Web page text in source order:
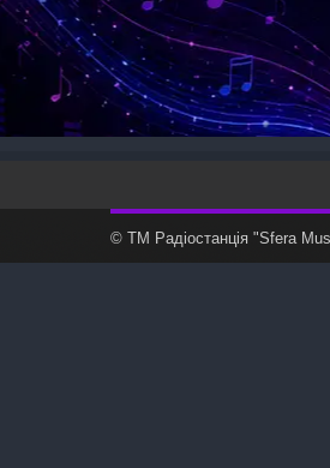
© ТМ Радiостанцiя "Sfera